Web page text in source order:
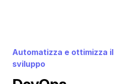
Automatizza e ottimizza
sviluppo